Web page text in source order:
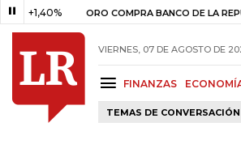
ORO COMPRA BANCO DE LA REPÚBLICA $
VIERNES, 07 DE AGOSTO DE
FINANZAS
TEMAS DE CONVERSACIÓN